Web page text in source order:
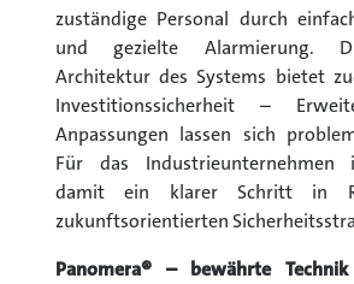
zuständige Personal durch
und gezielte Alarmierung.
Architektur des Systems bietet
Investitionssicherheit –
Anpassungen lassen sich
Für das Industrieunternehmen
damit ein klarer Schritt in
zukunftsorientierten
Panomera® – bewährte